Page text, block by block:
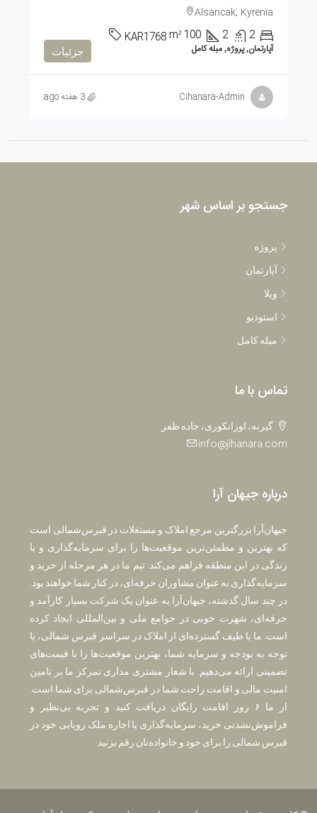
Alsancak, Kyrenia
2
2
100
m²
KAR1768
آپارتمان, پروژه, مبله کامل جزئیات
Cihanara-Admin 3 هفته ago
جستجو بر اساس شهر
پروژه
آپارتمان
ویلا
استودیو
مبله کامل
تماس با ما
گیرنه، اوزانکوری، جاده ظفر
info@jihanara.com
درباره جیهان آرا
جیهان‌آرا بزرگترین مرجع املاک و مستغلات در قبرس‌شمالی است
که بهترین و مطمئن‌ترین موقعیت‌ها را برای سرمایه‌گذاری و یا
زندگی در این منطقه فراهم می‌کند. تیم ما در هر مرحله از خرید و
سرمایه‌گذاری به عنوان مشاوران حرفه‌ای، در کنار شما خواهند بود.
در چند سال گذشته، جیهان‌آرا به عنوان یک شرکت بسیار کارآمد و
حرفه‌ای، شهرت خوبی در جوامع ملی و بین‌المللی ایجاد کرده
است. ما با طیف گسترده‌ای از املاک در سراسر قبرس شمالی، با
توجه به بودجه و سرمایه شما، بهترین موقعیت‌ها را با قیمت‌های
تضمینی ارائه می‌دهیم. با شعار مشتری مداری تمرکز ما بر تامین
امنیت مالی و اقامت راحت شما در قبرس‌شمالی برای شما است.
از ما ۶ روز اقامت رایگان دریافت کنید و تجربه بی‌نظیر و
فراموش‌نشدنی خرید، سرمایه‌گذاری یا اجاره ملک رویایی خود در
قبرس شمالی را برای خود و خانواده‌تان رقم بزنید